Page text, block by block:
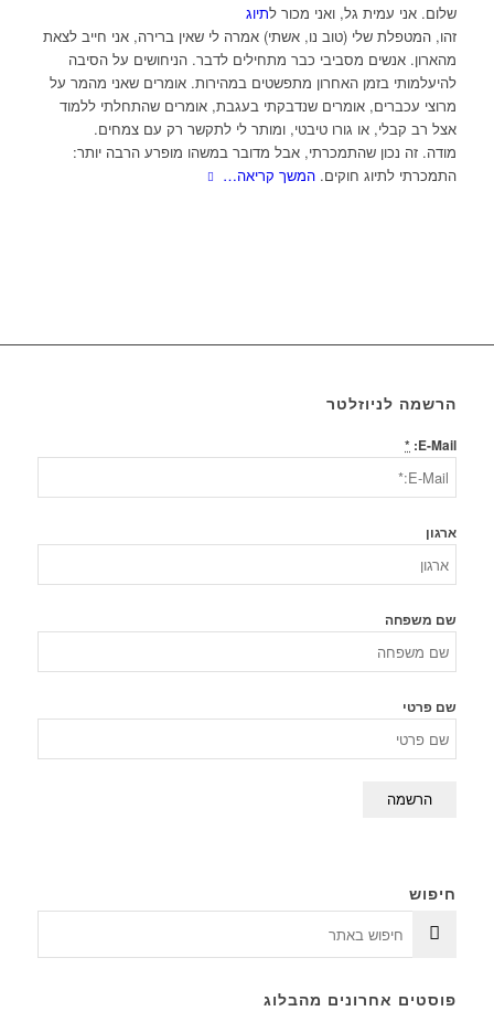
שלום. אני עמית גל, ואני מכור לתיוג
זהו, המטפלת שלי (טוב נו, אשתי) אמרה לי שאין ברירה, אני חייב לצאת
מהארון. אנשים מסביבי כבר מתחילים לדבר. הניחושים על הסיבה
להיעלמותי בזמן האחרון מתפשטים במהירות. אומרים שאני מהמר על
מרוצי עכברים, אומרים שנדבקתי בעגבת, אומרים שהתחלתי ללמוד
אצל רב קבלי, או גורו טיבטי, ומותר לי לתקשר רק עם צמחים.
מודה. זה נכון שהתמכרתי, אבל מדובר במשהו מופרע הרבה יותר:
התמכרתי לתיוג חוקים. המשך קריאה…
הרשמה לניוזלטר
E-Mail:
*
ארגון
שם משפחה
שם פרטי
חיפוש
פוסטים אחרונים מהבלוג